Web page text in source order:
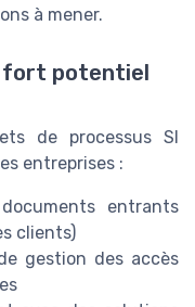
à mener.
fort potentiel
de processus SI
entreprises :
entrants
clients)
gestion des accès